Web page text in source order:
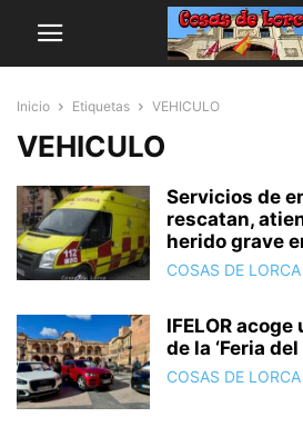
Inicio Etiquetas VEHICULO
VEHICULO
Servicios de
rescatan,
herido grave
COSAS DE LORCA
IFELOR
de la ‘Feria
COSAS DE LORCA